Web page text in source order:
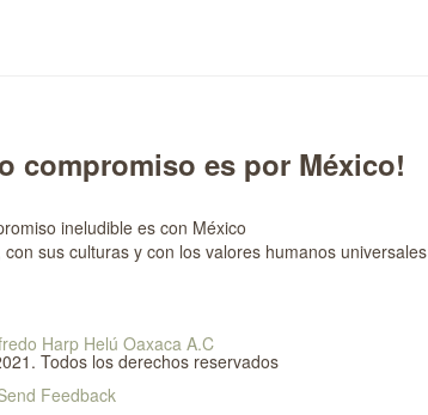
compromiso es por México!
ineludible es con México
sus culturas y con los valores humanos universales
Harp Helú Oaxaca A.C
Todos los derechos reservados
Feedback